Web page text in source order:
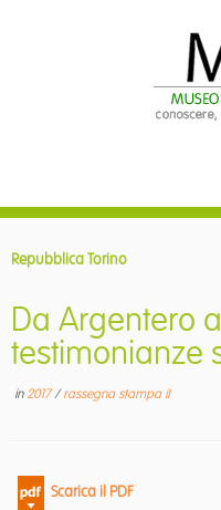
Repubblica Torino
Da Argentero
testimonianze
in 2017/rassegna stampa it
Scarica il PDF